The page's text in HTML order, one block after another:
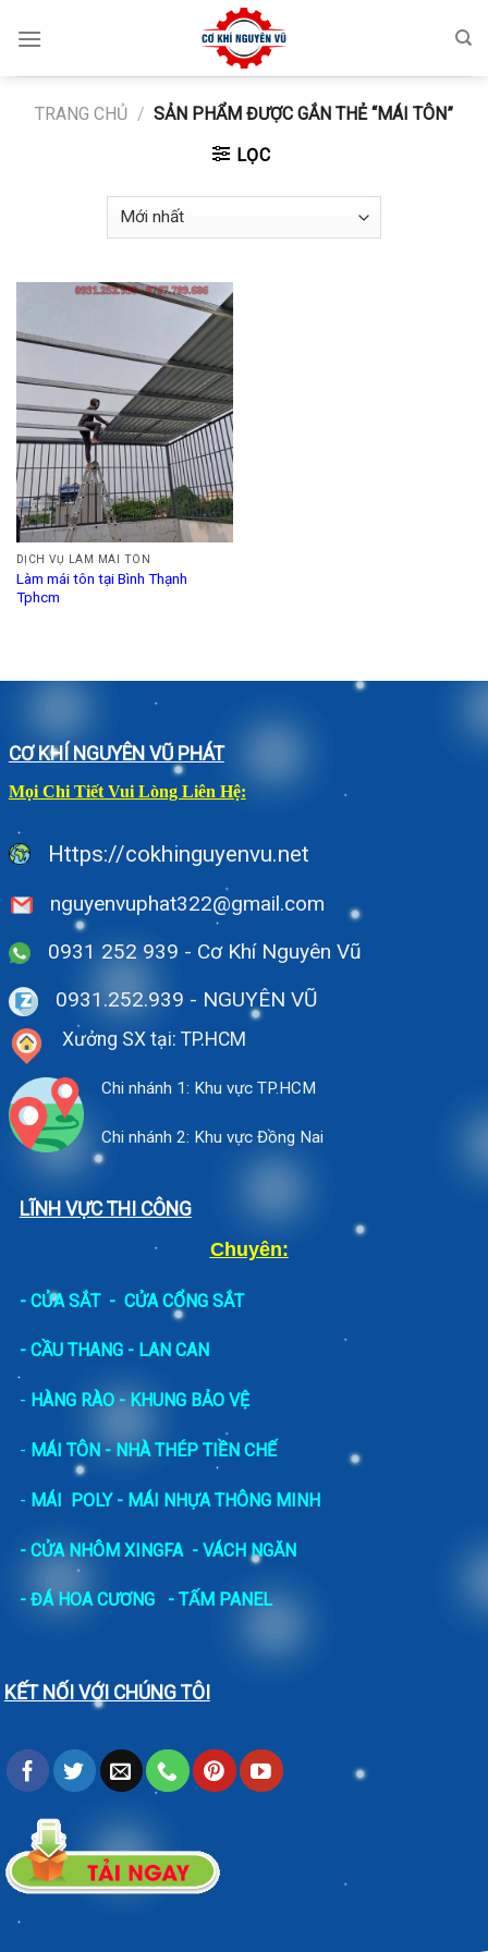
TRANG CHỦ / SẢN PHẨM ĐƯỢC GẮN THẺ “MÁI TÔN”
LỌC
DỊCH VỤ LÀM MÁI TÔN
Làm mái tôn tại Bình Thạnh
Tphcm
CƠ KHÍ NGUYÊN VŨ PHÁT
Mọi Chi Tiết Vui Lòng Liên Hệ:
Https://cokhinguyenvu.net
nguyenvuphat322@gmail.com
0931 252 939 - Cơ Khí Nguyên Vũ
0931.252.939 - NGUYÊN VŨ
Xưởng SX tại: TP.HCM
Chi nhánh 1: Khu vực TP.HCM
Chi nhánh 2: Khu vực Đồng Nai
LĨNH VỰC THI CÔNG
Chuyên:
- CỬA SẮT- CỬA CỔNG SẮT
- CẦU THANG - LAN CAN
- HÀNG RÀO - KHUNG BẢO VỆ
- MÁI TÔN - NHÀ THÉP TIỀN CHẾ
- MÁI POLY - MÁI NHỰA THÔNG MINH
- CỬA NHÔM XINGFA - VÁCH NGĂN
- ĐÁ HOA CƯƠNG - TẤM PANEL
KẾT NỐI VỚI CHÚNG TÔI